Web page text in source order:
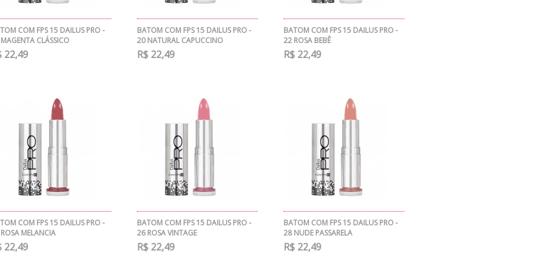
COM FPS 15 DAILUS PRO -
CLÁSSICO
22,49
BATOM COM FPS 15 DAILUS PRO -
20 NATURAL CAPUCCINO
R$ 22,49
BATOM COM FPS 15 DAILUS PRO -
22 ROSA BEBÊ
R$ 22,49
COM FPS 15 DAILUS PRO -
MELANCIA
22,49
BATOM COM FPS 15 DAILUS PRO -
26 ROSA VINTAGE
R$ 22,49
BATOM COM FPS 15 DAILUS PRO -
28 NUDE PASSARELA
R$ 22,49